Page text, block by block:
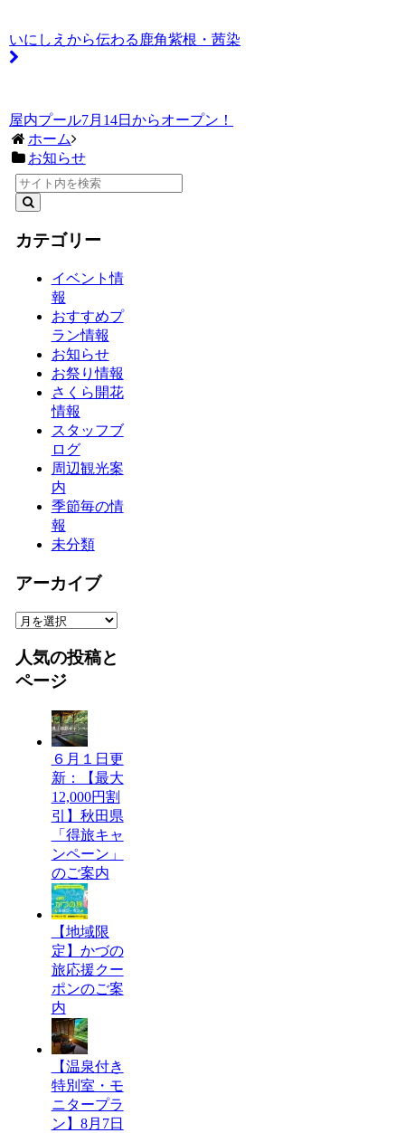
いにしえから伝わる鹿角紫根・茜染
屋内プール7月14日からオープン！
ホーム
お知らせ
カテゴリー
イベント情
報
おすすめプ
ラン情報
お知らせ
お祭り情報
さくら開花
情報
スタッフブ
ログ
周辺観光案
内
季節毎の情
報
未分類
アーカイブ
ア
カ
イ
人気の投稿と
ページ
６月１日更
新：【最大
12,000円割
引】秋田県
「得旅キャ
ンペーン」
のご案内
【地域限
定】かづの
旅応援クー
ポンのご案
内
【温泉付き
特別室・モ
ニタープラ
ン】8月7日